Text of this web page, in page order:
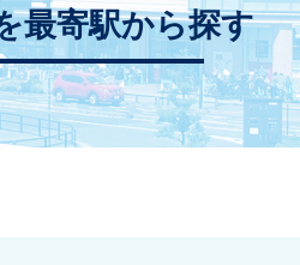
最寄駅から探す